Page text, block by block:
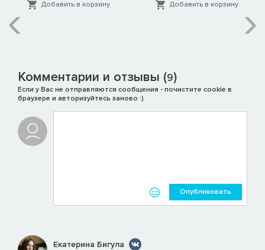
Добавить в корзину Добавить в корзину
Комментарии и отзывы (9)
Если у Вас не отправляются сообщения - почистите cookie в
браузере и авторизуйтесь заново :)
Опубликовать
Екатерина Бигула